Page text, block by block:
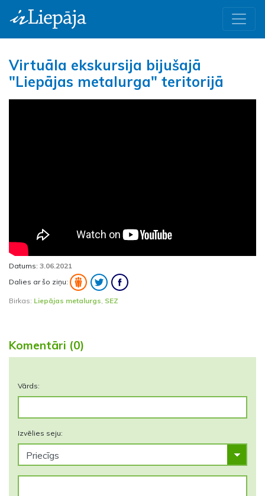
Virtuāla ekskursija bijušajā
"Liepājas metalurga" teritorijā
Datums: 3.06.2021
Dalies ar šo ziņu:
Birkas: Liepājas metalurgs SEZ
Komentāri (0)
Vārds:
Izvēlies seju: